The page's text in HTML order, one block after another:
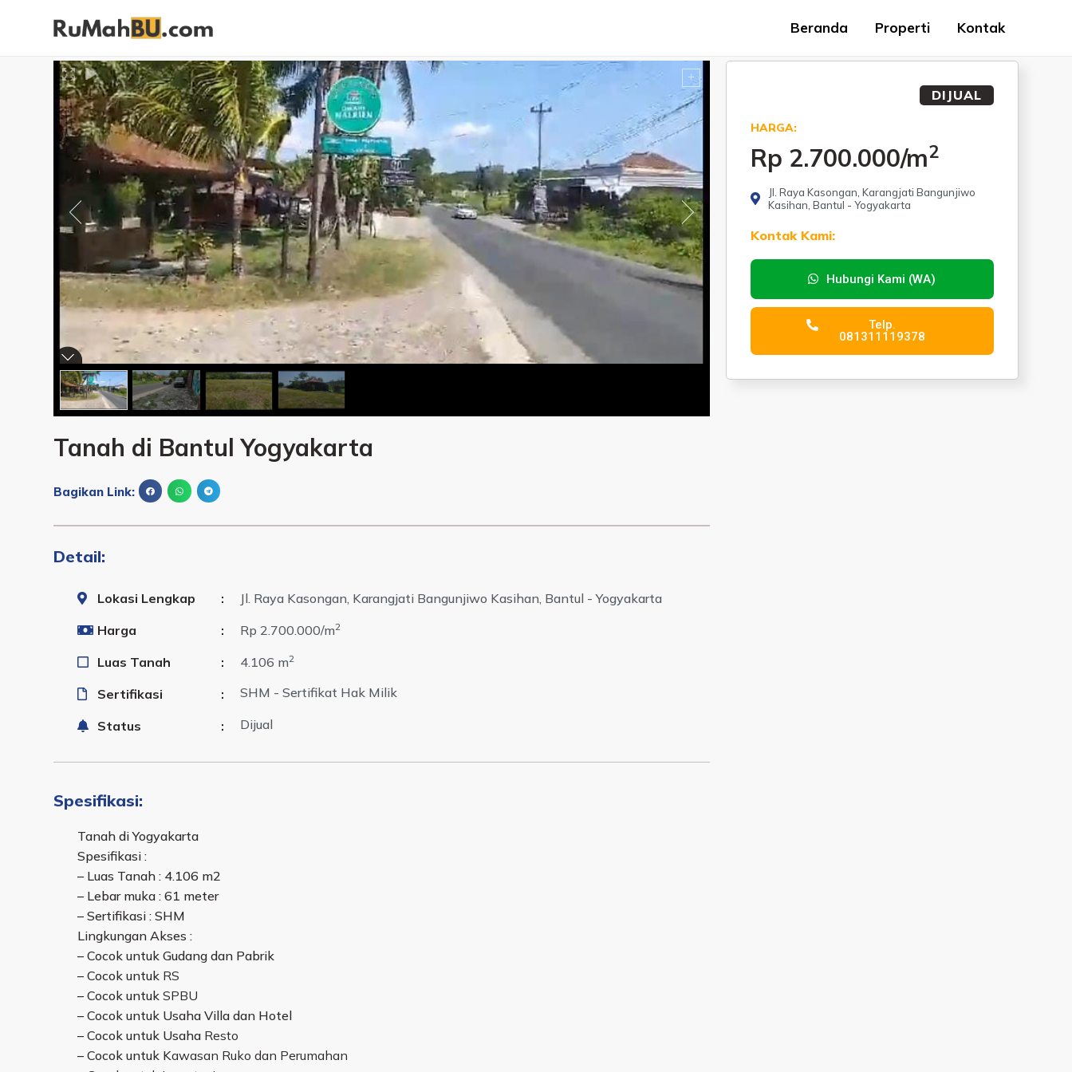
Beranda Properti Kontak
Tanah di Bantul Yogyakarta
Bagikan Link:
Detail:
Lokasi Lengkap :
Jl. Raya Kasongan, Karangjati Bangunjiwo Kasihan, Bantul - Yogyakarta
Harga
: Rp 2.700.000/m2
Luas Tanah : 4.106 m2
Sertifikasi : SHM - Sertifikat Hak Milik
Status : Dijual
Spesifikasi:
Tanah di Yogyakarta
Spesifikasi :
– Luas Tanah : 4.106 m2
– Lebar muka : 61 meter
– Sertifikasi : SHM
Lingkungan Akses :
– Cocok untuk Gudang dan Pabrik
– Cocok untuk RS
– Cocok untuk SPBU
– Cocok untuk Usaha Villa dan Hotel
– Cocok untuk Usaha Resto
– Cocok untuk Kawasan Ruko dan Perumahan
DIJUAL
HARGA:
Rp 2.700.000/m2
Jl. Raya Kasongan, Karangjati Bangunjiwo
Kasihan, Bantul - Yogyakarta
Kontak Kami:
Hubungi Kami (WA)
Telp.
081311119378